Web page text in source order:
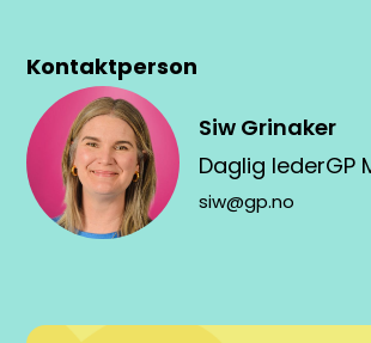
Kontaktperson
Siw Grinaker
Daglig lederGP
siw@gp.no